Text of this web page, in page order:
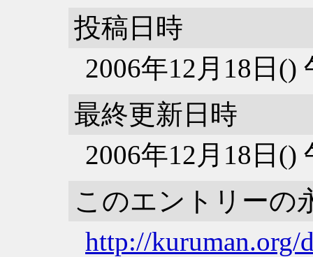
投稿日時
2006年12月18日()
最終更新日時
2006年12月18日()
このエントリーの
http://kuruman.org/